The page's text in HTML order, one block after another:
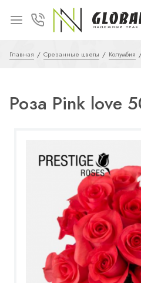
Главная Срезанные цветы Колумбия
Роза Pink love